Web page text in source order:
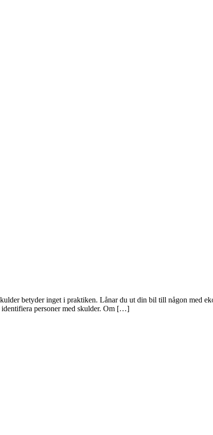
betyder inget i praktiken. Lånar du ut din bil till någon med
personer med skulder. Om […]